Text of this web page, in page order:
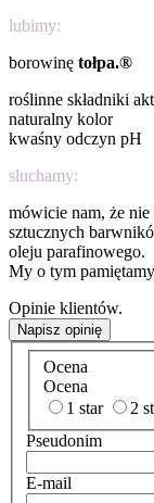
lubimy:
borowinę tołpa.®
roślinne składniki
naturalny kolor
kwaśny odczyn pH
słuchamy:
mówicie nam, że
sztucznych
oleju parafinowego.
My o tym pamiętamy
Opinie klientów.
Napisz opinię
Ocena
Ocena
1 star
2
Pseudonim
E-mail